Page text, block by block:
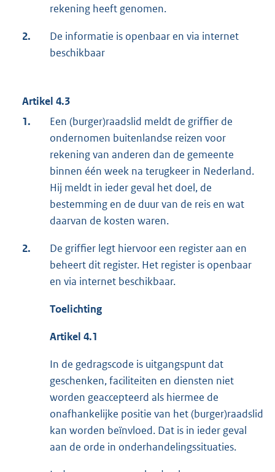
rekening heeft genomen.
2.
De informatie is openbaar en via internet
beschikbaar
Artikel 4.3
1.
Een (burger)raadslid meldt de griffier de
ondernomen buitenlandse reizen voor
rekening van anderen dan de gemeente
binnen één week na terugkeer in Nederland.
Hij meldt in ieder geval het doel, de
bestemming en de duur van de reis en wat
daarvan de kosten waren.
2.
De griffier legt hiervoor een register aan en
beheert dit register. Het register is openbaar
en via internet beschikbaar.
Toelichting
Artikel 4.1
In de gedragscode is uitgangspunt dat
geschenken, faciliteiten en diensten niet
worden geaccepteerd als hiermee de
onafhankelijke positie van het (burger)raadslid
kan worden beïnvloed. Dat is in ieder geval
aan de orde in onderhandelingssituaties.